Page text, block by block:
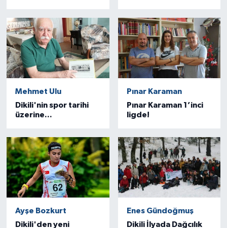
Mehmet Ulu
Dikili'nin spor tarihi
üzerine...
Pınar Karaman
Pınar Karaman 1’inci
ligde!
Ayşe Bozkurt
Dikili'den yeni
Enes Gündoğmuş
Dikili İlyada Dağcılık